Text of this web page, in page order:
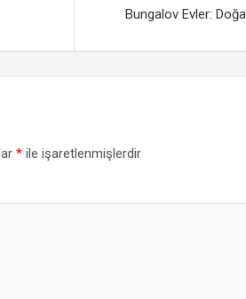
Bungalov Evler:
* ile işaretlenmişlerdir